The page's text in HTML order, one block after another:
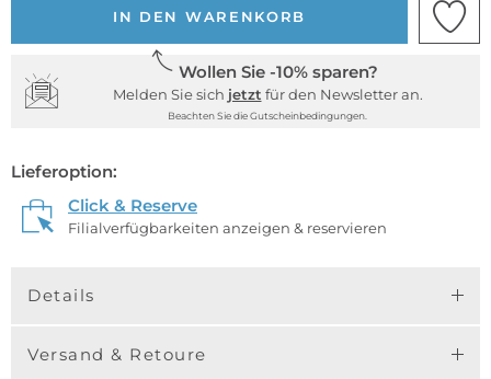
IN DEN WARENKORB
Wollen Sie -10% sparen?
Melden Sie sich jetzt für den Newsletter an.
Beachten Sie die Gutscheinbedingungen.
Lieferoption:
Click & Reserve
Filialverfügbarkeiten anzeigen & reservieren
Details
Versand & Retoure